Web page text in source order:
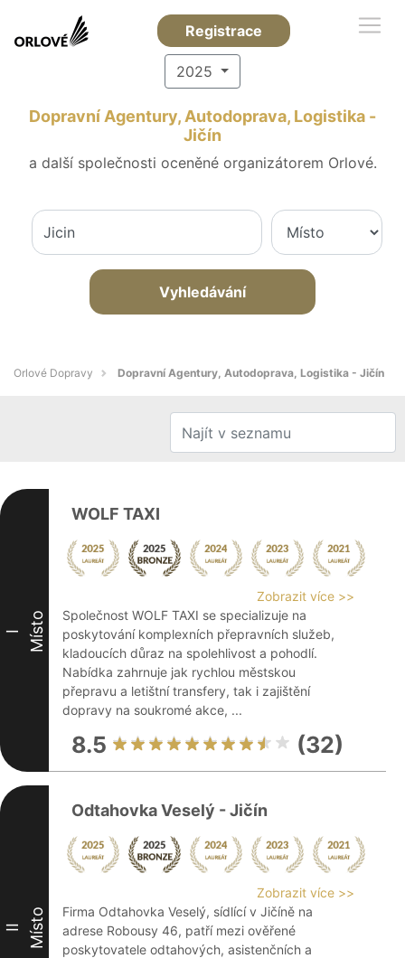
Registrace
2025
Dopravní Agentury, Autodoprava, Logistika -
Jičín
a další společnosti oceněné organizátorem Orlové.
Vyhledávání
Orlové Dopravy Dopravní Agentury, Autodoprava, Logistika - Jičín
I Místo
WOLF TAXI
Zobrazit více >>
Společnost WOLF TAXI se specializuje na
poskytování komplexních přepravních služeb,
kladoucích důraz na spolehlivost a pohodlí.
Nabídka zahrnuje jak rychlou městskou
přepravu a letištní transfery, tak i zajištění
dopravy na soukromé akce, ...
8.5 (32)
II Místo
Odtahovka Veselý - Jičín
Zobrazit více >>
Firma Odtahovka Veselý, sídlící v Jičíně na
adrese Robousy 46, patří mezi ověřené
poskytovatele odtahových, asistenčních a